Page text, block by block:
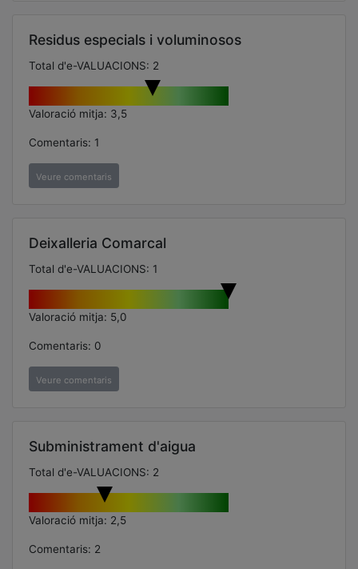
Residus especials i voluminosos
Total d'e-VALUACIONS: 2
Valoració mitja: 3,5
Comentaris: 1
Veure comentaris
Deixalleria Comarcal
Total d'e-VALUACIONS: 1
Valoració mitja: 5,0
Comentaris: 0
Veure comentaris
Subministrament d'aigua
Total d'e-VALUACIONS: 2
Valoració mitja: 2,5
Comentaris: 2